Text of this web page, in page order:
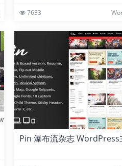
7633
Pin 瀑布流杂志 WordPress